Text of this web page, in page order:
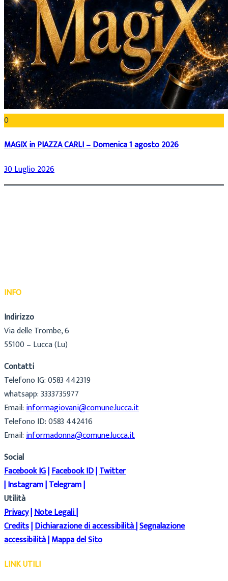
0
MAGIX in PIAZZA CARLI – Domenica 1 agosto 2026
30 Luglio 2026
INFO
Indirizzo
Via delle Trombe, 6
55100 – Lucca (Lu)
Contatti
Telefono IG: 0583 442319
whatsapp: 3333735977
Email:informagiovani@comune.lucca.it
Telefono ID: 0583 442416
Email:informadonna@comune.lucca.it
Social
Facebook IG|Facebook ID|Twitter
|Instagram|Telegram|
Utilità
Privacy|Note Legali|
Credits|Dichiarazione di accessibilità|Segnalazione
accessibilità|Mappa del Sito
LINK UTILI